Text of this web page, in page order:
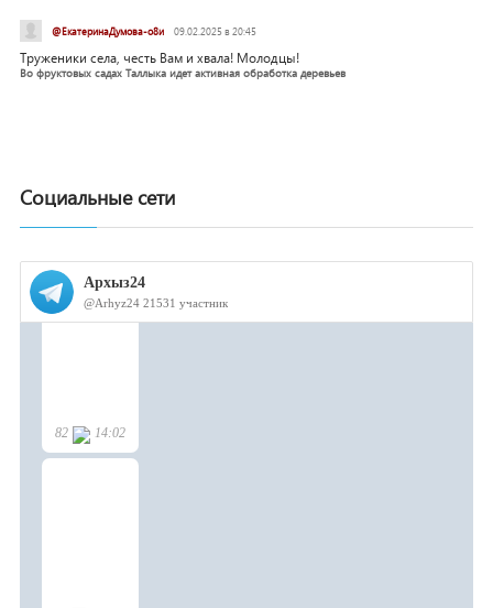
@ЕкатеринаДумова-о8и 09.02.2025 в 20:45
Труженики села, честь Вам и хвала! Молодцы!
Во фруктовых садах Таллыка идет активная обработка деревьев
Социальные сети